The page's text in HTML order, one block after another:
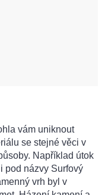
vám uniknout
se stejné věci v
Například útok
pod názvy Surfový
vrh byl v